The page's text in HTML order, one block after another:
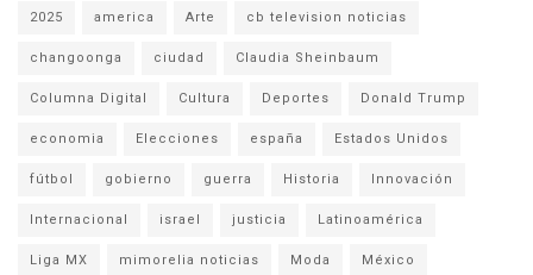
2025 america Arte cb television noticias
changoonga ciudad Claudia Sheinbaum
Columna Digital Cultura Deportes Donald Trump
economia Elecciones españa Estados Unidos
fútbol gobierno guerra Historia Innovación
Internacional israel justicia Latinoamérica
Liga MX mimorelia noticias Moda México